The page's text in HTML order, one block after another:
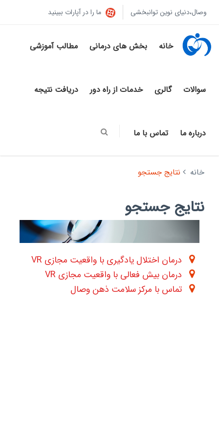
وصال،دنیای نوین توانبخشی ما را در آپارات ببینید
خانه بخش های درمانی مطالب آموزشی
سوالات گالری خدمات از راه دور دریافت نتیجه
درباره ما تماس با ما
خانه نتایج جستجو
نتایج جستجو
درمان اختلال یادگیری با واقعیت مجازی VR
درمان بیش فعالی با واقعیت مجازی VR
تماس با مرکز سلامت ذهن وصال